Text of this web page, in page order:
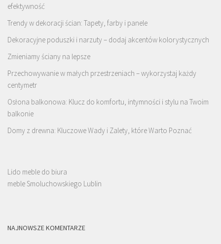
efektywność
Trendy w dekoracji ścian: Tapety, farby i panele
Dekoracyjne poduszki i narzuty – dodaj akcentów kolorystycznych
Zmieniamy ściany na lepsze
Przechowywanie w małych przestrzeniach – wykorzystaj każdy
centymetr
Osłona balkonowa: Klucz do komfortu, intymności i stylu na Twoim
balkonie
Domy z drewna: Kluczowe Wady i Zalety, które Warto Poznać
Lido meble do biura
meble Smoluchowskiego Lublin
NAJNOWSZE KOMENTARZE